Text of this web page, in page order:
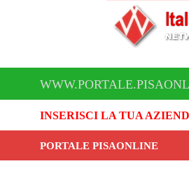
INSERISCI LA TUA
PORTALE PISAONLINE